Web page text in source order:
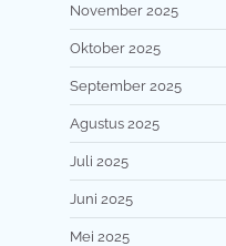
November 2025
Oktober 2025
September 2025
Agustus 2025
Juli 2025
Juni 2025
Mei 2025